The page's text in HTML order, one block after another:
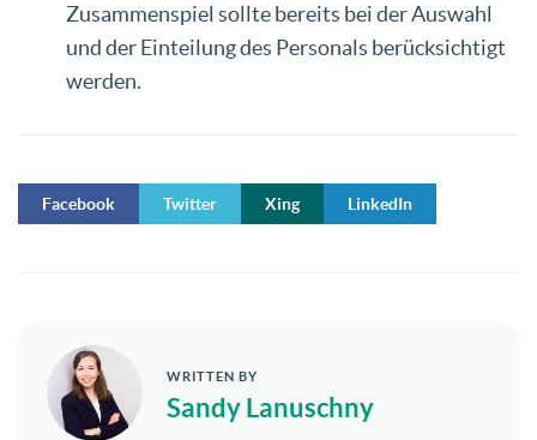
Zusammenspiel sollte bereits bei der Auswahl
und der Einteilung des Personals berücksichtigt
werden.
Facebook Twitter Xing LinkedIn
WRITTEN BY
Sandy Lanuschny